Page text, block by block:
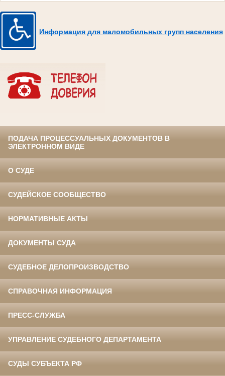
Информация для маломобильных групп населения
ПОДАЧА ПРОЦЕССУАЛЬНЫХ ДОКУМЕНТОВ В
ЭЛЕКТРОННОМ ВИДЕ
О СУДЕ
СУДЕЙСКОЕ СООБЩЕСТВО
НОРМАТИВНЫЕ АКТЫ
ДОКУМЕНТЫ СУДА
СУДЕБНОЕ ДЕЛОПРОИЗВОДСТВО
СПРАВОЧНАЯ ИНФОРМАЦИЯ
ПРЕСС-СЛУЖБА
УПРАВЛЕНИЕ СУДЕБНОГО ДЕПАРТАМЕНТА
СУДЫ СУБЪЕКТА РФ